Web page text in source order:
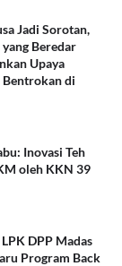
Jadi Sorotan,
Beredar
Upaya
Bentrokan di
Inovasi Teh
oleh KKN 39
DPP Madas
Program Back